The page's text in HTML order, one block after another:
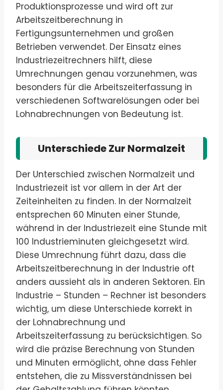
Produktionsprozesse und wird oft zur
Arbeitszeitberechnung in
Fertigungsunternehmen und großen
Betrieben verwendet. Der Einsatz eines
Industriezeitrechners hilft, diese
Umrechnungen genau vorzunehmen, was
besonders für die Arbeitszeiterfassung in
verschiedenen Softwarelösungen oder bei
Lohnabrechnungen von Bedeutung ist.
Unterschiede Zur Normalzeit
Der Unterschied zwischen Normalzeit und
Industriezeit ist vor allem in der Art der
Zeiteinheiten zu finden. In der Normalzeit
entsprechen 60 Minuten einer Stunde,
während in der Industriezeit eine Stunde mit
100 Industrieminuten gleichgesetzt wird.
Diese Umrechnung führt dazu, dass die
Arbeitszeitberechnung in der Industrie oft
anders aussieht als in anderen Sektoren. Ein
Industrie – Stunden – Rechner ist besonders
wichtig, um diese Unterschiede korrekt in
der Lohnabrechnung und
Arbeitszeiterfassung zu berücksichtigen. So
wird die präzise Berechnung von Stunden
und Minuten ermöglicht, ohne dass Fehler
entstehen, die zu Missverständnissen bei